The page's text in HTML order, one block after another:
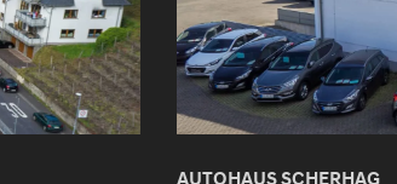
AUTOHAUS SCHERHAG